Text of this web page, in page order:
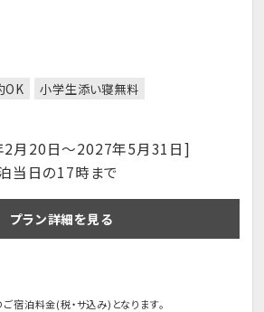
OK
小学生添い寝無料
月20日～2027年5月31日]
当日の17時まで
プラン詳細を見る
宿泊料金(税・サ込み)となります。